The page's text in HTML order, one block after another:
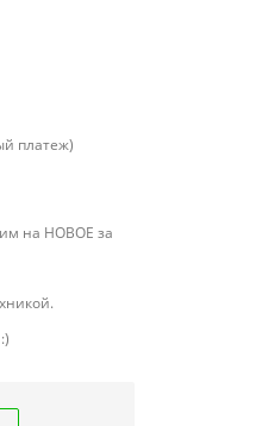
платеж)
на НОВОЕ за